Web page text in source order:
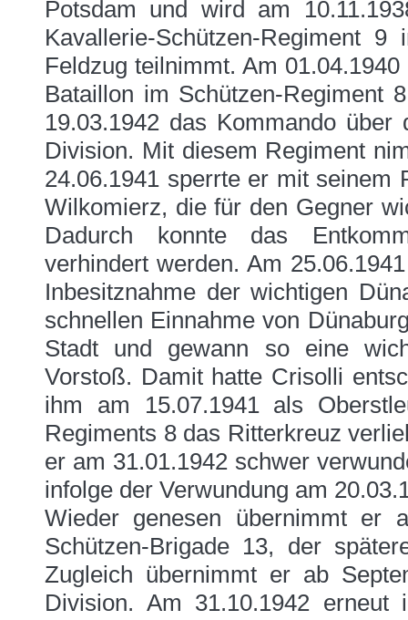
Potsdam und wird am
Kavallerie-Schützen-Regiment
Feldzug teilnimmt. Am
Bataillon im Schützen-Regiment
19.03.1942 das Kommando
Division. Mit diesem Regiment
24.06.1941 sperrte er mit seinem
Wilkomierz, die für den Gegner
Dadurch konnte das
verhindert werden. Am
Inbesitznahme der wichtigen
schnellen Einnahme von
Stadt und gewann so eine
Vorstoß. Damit hatte Crisolli
ihm am 15.07.1941 als
Regiments 8 das Ritterkreuz
er am 31.01.1942 schwer
infolge der Verwundung am
Wieder genesen übernimmt er
Schützen-Brigade 13, der
Zugleich übernimmt er ab
Division. Am 31.10.1942